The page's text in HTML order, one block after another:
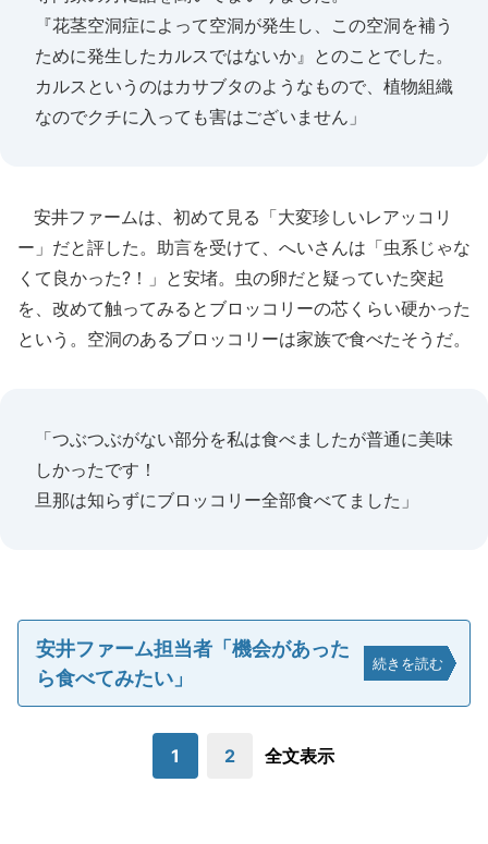
『花茎空洞症によって空洞が発生し、この空洞を補う
ために発生したカルスではないか』とのことでした。
カルスというのはカサブタのようなもので、植物組織
なのでクチに入っても害はございません」
安井ファームは、初めて見る「大変珍しいレアッコリ
ー」だと評した。助言を受けて、へいさんは「虫系じゃな
くて良かった?！」と安堵。虫の卵だと疑っていた突起
を、改めて触ってみるとブロッコリーの芯くらい硬かった
という。空洞のあるブロッコリーは家族で食べたそうだ。
「つぶつぶがない部分を私は食べましたが普通に美味
しかったです！
旦那は知らずにブロッコリー全部食べてました」
安井ファーム担当者「機会があった
ら食べてみたい」
続きを読む
1 2 全文表示